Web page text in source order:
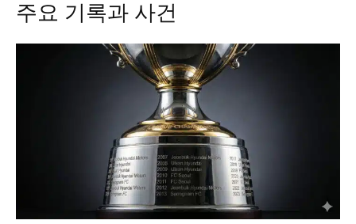
주요 기록과 사건